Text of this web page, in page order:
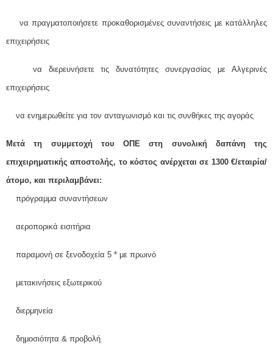
να πραγματοποιήσετε προκαθορισμένες συναντήσεις με κατάλληλες
επιχειρήσεις
να διερευνήσετε τις δυνατότητες συνεργασίας με Αλγερινές
επιχειρήσεις
να ενημερωθείτε για τον ανταγωνισμό και τις συνθήκες της αγοράς
Μετά τη συμμετοχή του ΟΠΕ στη συνολική δαπάνη της
επιχειρηματικής αποστολής, το κόστος ανέρχεται σε 1300 €/εταιρία/
άτομο, και περιλαμβάνει:
πρόγραμμα συναντήσεων
αεροπορικά εισιτήρια
παραμονή σε ξενοδοχεία 5 * με πρωινό
μετακινήσεις εξωτερικού
διερμηνεία
δημοσιότητα & προβολή